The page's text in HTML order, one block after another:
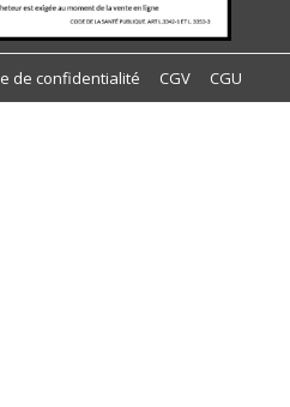
de confidentialité CGV CGU